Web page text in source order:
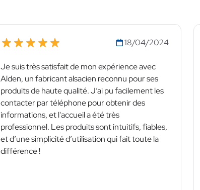
18/04/2024
Je suis très satisfait de mon expérience avec
Alden, un fabricant alsacien reconnu pour ses
produits de haute qualité. J’ai pu facilement les
contacter par téléphone pour obtenir des
informations, et l'accueil a été très
professionnel. Les produits sont intuitifs, fiables,
et d’une simplicité d’utilisation qui fait toute la
différence !